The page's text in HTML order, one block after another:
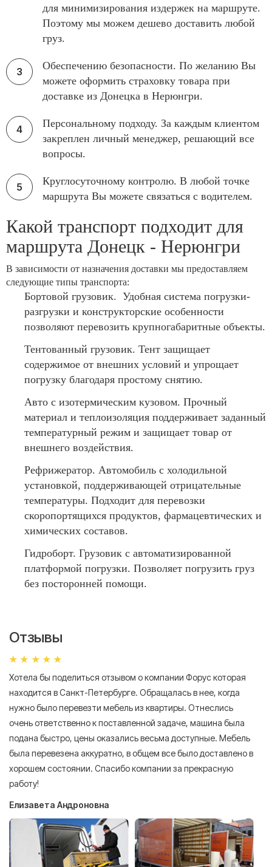
для минимизирования издержек на маршруте.
Поэтому мы можем дешево доставить любой
груз.
Обеспечению безопасности. По желанию Вы
можете оформить страховку товара при
доставке из Донецка в Нерюнгри.
Персональному подходу. За каждым клиентом
закреплен личный менеджер, решающий все
вопросы.
Круглосуточному контролю. В любой точке
маршрута Вы можете связаться с водителем.
Какой транспорт подходит для
маршрута Донецк - Нерюнгри
В зависимости от назначения доставки мы предоставляем
следующие типы транспорта:
Бортовой грузовик. Удобная система погрузки-
разгрузки и конструкторские особенности
позволяют перевозить крупногабаритные объекты.
Тентованный грузовик. Тент защищает
содержимое от внешних условий и упрощает
погрузку благодаря простому снятию.
Авто с изотермическим кузовом. Прочный
материал и теплоизоляция поддерживает заданный
температурный режим и защищает товар от
внешнего воздействия.
Рефрижератор. Автомобиль с холодильной
установкой, поддерживающей отрицательные
температуры. Подходит для перевозки
скоропортящихся продуктов, фармацевтических и
химических составов.
Гидроборт. Грузовик с автоматизированной
платформой погрузки. Позволяет погрузить груз
без посторонней помощи.
Отзывы
Хотела бы поделиться отзывом о компании Форус которая
находится в Санкт-Петербурге. Обращалась в нее, когда
нужно было перевезти мебель из квартиры. Отнеслись
очень ответственно к поставленной задаче, машина была
подана быстро, цены оказались весьма доступные. Мебель
была перевезена аккуратно, в общем все было доставлено в
хорошем состоянии. Спасибо компании за прекрасную
работу!
Елизавета Андроновна